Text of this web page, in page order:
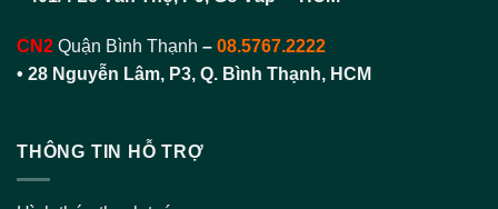
CN2 Quận Bình Thạnh – 08.5767.2222
• 28 Nguyễn Lâm, P3, Q. Bình Thạnh, HCM
THÔNG TIN HỖ TRỢ